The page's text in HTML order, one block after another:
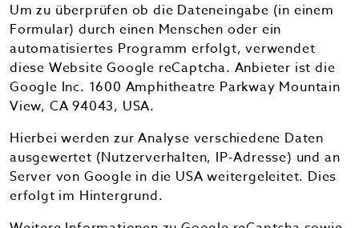
Um zu überprüfen ob die Dateneingabe (in einem
Formular) durch einen Menschen oder ein
automatisiertes Programm erfolgt, verwendet
diese Website Google reCaptcha. Anbieter ist die
Google Inc. 1600 Amphitheatre Parkway Mountain
View, CA 94043, USA.
Hierbei werden zur Analyse verschiedene Daten
ausgewertet (Nutzerverhalten, IP-Adresse) und an
Server von Google in die USA weitergeleitet. Dies
erfolgt im Hintergrund.